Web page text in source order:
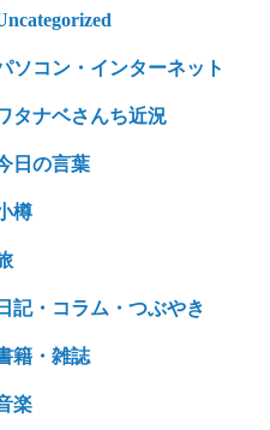
ソコン・インターネット
タナベさんち近況
日の言葉
樽
日記・コラム・つぶやき
籍・雑誌
楽